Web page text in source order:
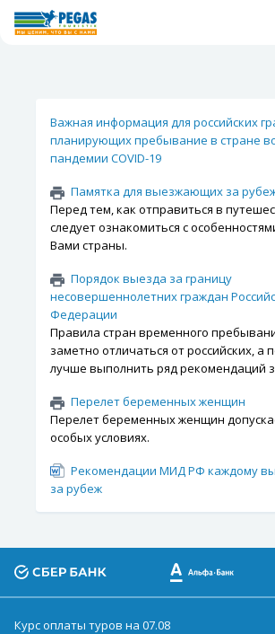
Важная информация для российских
планирующих пребывание в стране
пандемии COVID-19
Памятка для выезжающих за
Перед тем, как отправиться в
следует ознакомиться с
Вами страны.
Порядок выезда за границу
несовершеннолетних граждан
Федерации
Правила стран временного
заметно отличаться от российских, а
лучше выполнить ряд рекомендаций
Перелет беременных женщин
Перелет беременных женщин
особых условиях.
Рекомендации МИД РФ каждому
за рубеж
Курс оплаты туров на 07.08